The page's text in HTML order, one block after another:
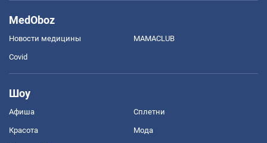
MedOboz
Новости медицины MAMACLUB
Covid
Шоу
Афиша Сплетни
Красота Мода